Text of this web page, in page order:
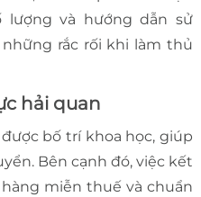
lượng và hướng dẫn sử
rắc rối khi làm thủ
hải quan
bố trí khoa học, giúp
Bên cạnh đó, việc kết
miễn thuế và chuẩn